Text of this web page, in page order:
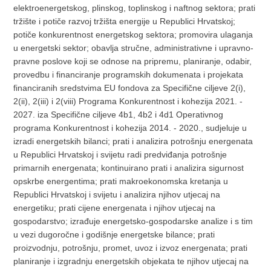
elektroenergetskog, plinskog, toplinskog i naftnog sektora; prati
tržište i potiče razvoj tržišta energije u Republici Hrvatskoj;
potiče konkurentnost energetskog sektora; promovira ulaganja
u energetski sektor; obavlja stručne, administrativne i upravno-
pravne poslove koji se odnose na pripremu, planiranje, odabir,
provedbu i financiranje programskih dokumenata i projekata
financiranih sredstvima EU fondova za Specifične ciljeve 2(i),
2(ii), 2(iii) i 2(viii) Programa Konkurentnost i kohezija 2021. -
2027. iza Specifične ciljeve 4b1, 4b2 i 4d1 Operativnog
programa Konkurentnost i kohezija 2014. - 2020., sudjeluje u
izradi energetskih bilanci; prati i analizira potrošnju energenata
u Republici Hrvatskoj i svijetu radi predviđanja potrošnje
primarnih energenata; kontinuirano prati i analizira sigurnost
opskrbe energentima; prati makroekonomska kretanja u
Republici Hrvatskoj i svijetu i analizira njihov utjecaj na
energetiku; prati cijene energenata i njihov utjecaj na
gospodarstvo; izrađuje energetsko-gospodarske analize i s tim
u vezi dugoročne i godišnje energetske bilance; prati
proizvodnju, potrošnju, promet, uvoz i izvoz energenata; prati
planiranje i izgradnju energetskih objekata te njihov utjecaj na